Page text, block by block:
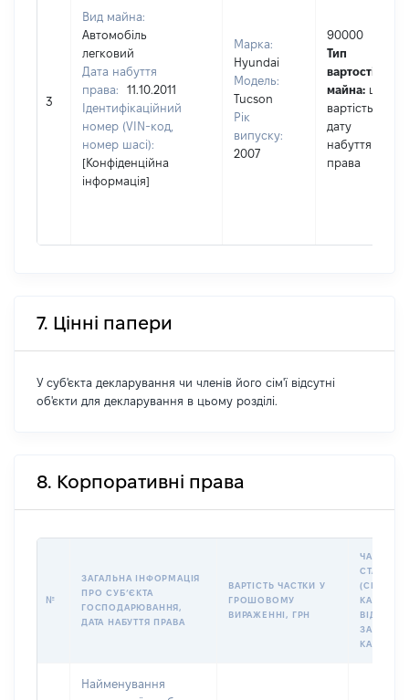
3
Вид майна:
Автомобіль
легковий
Дата набуття
права:
11.10.2011
Ідентифікаційний
номер (VIN-код,
номер шасі):
[Конфіденційна
інформація]
Марка:
Hyundai
Модель:
Tucson
Рік
випуску:
2007
90000
Тип
вартості
майна: це
вартість на
дату
набуття
права
7. Цінні папери
У суб'єкта декларування чи членів його сім'ї відсутні
об'єкти для декларування в цьому розділі.
8. Корпоративні права
№
ЗАГАЛЬНА ІНФОРМАЦІЯ
ПРО СУБʼЄКТА
ГОСПОДАРЮВАННЯ,
ДАТА НАБУТТЯ ПРАВА
ВАРТІСТЬ ЧАСТКИ У
ГРОШОВОМУ
ВИРАЖЕННІ, ГРН
ЧАСТКА У
КАПІТАЛІ
ВІД
Найменування